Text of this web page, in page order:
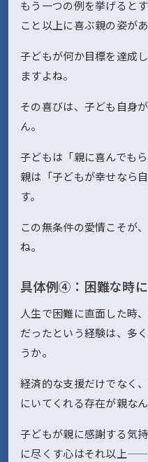
もう一つの例を挙げると
こと以上に喜ぶ親の姿があ
子どもが何か目標を達成
ますよね。
その喜びは、子ども自身
ん。
子どもは「親に喜んでも
親は「子どもが幸せなら
す。
この無条件の愛情こそが
ね。
具体例④：困難な時
人生で困難に直面した時
だったという経験は、多
うか。
経済的な支援だけでなく
にいてくれる存在が親なん
子どもが親に感謝する気
に尽くす心はそれ以上